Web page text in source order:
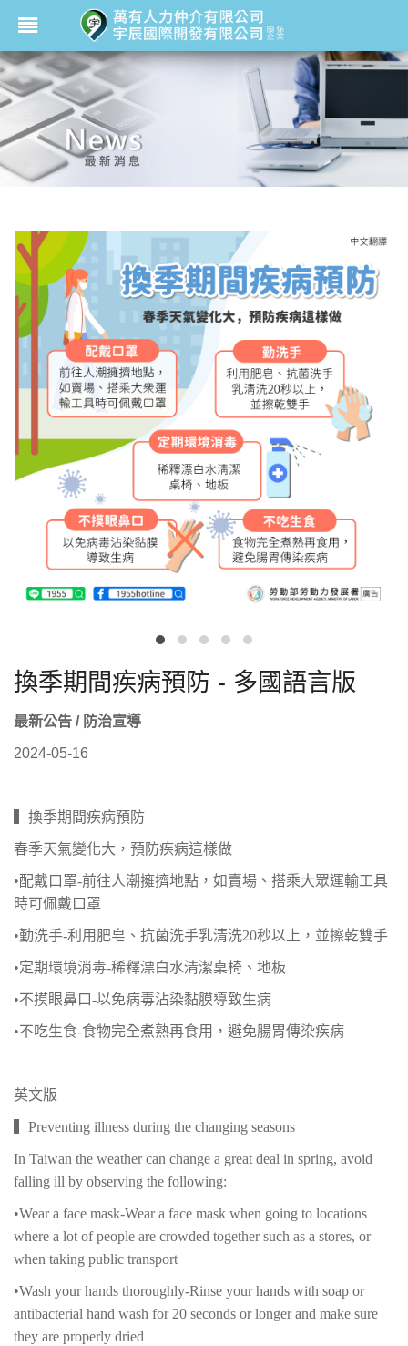
換季期間疾病預防 - 多國語言版
最新公告 / 防治宣導
2024-05-16
▍換季期間疾病預防
春季天氣變化大，預防疾病這樣做
•配戴口罩-前往人潮擁擠地點，如賣場、搭乘大眾運輸工具
時可佩戴口罩
•勤洗手-利用肥皂、抗菌洗手乳清洗20秒以上，並擦乾雙手
•定期環境消毒-稀釋漂白水清潔桌椅、地板
•不摸眼鼻口-以免病毒沾染黏膜導致生病
•不吃生食-食物完全煮熟再食用，避免腸胃傳染疾病
英文版
▍Preventing illness during the changing seasons
In Taiwan the weather can change a great deal in spring, avoid
falling ill by observing the following:
•Wear a face mask-Wear a face mask when going to locations
where a lot of people are crowded together such as a stores, or
when taking public transport
•Wash your hands thoroughly-Rinse your hands with soap or
antibacterial hand wash for 20 seconds or longer and make sure
they are properly dried